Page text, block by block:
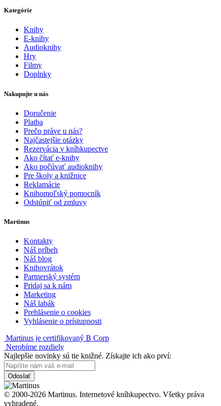
Kategórie
Knihy
E-knihy
Audioknihy
Hry
Filmy
Doplnky
Nakupujte u nás
Doručenie
Platba
Prečo práve u nás?
Najčastejšie otázky
Rezervácia v kníhkupectve
Ako čítať e-knihy
Ako počúvať audioknihy
Pre školy a knižnice
Reklamácie
Knihomoľský pomocník
Odstúpiť od zmluvy
Martinus
Kontakty
Náš príbeh
Náš blog
Knihovrátok
Partnerský systém
Pridaj sa k nám
Marketing
Náš labák
Prehlásenie o cookies
Vyhlásenie o prístupnosti
Martinus je certifikovaný B Corp
Nerobíme rozdiely
Najlepšie novinky sú tie knižné. Získajte ich ako prví:
Odoslať
© 2000-2026 Martinus. Internetové kníhkupectvo. Všetky práva
vyhradené.